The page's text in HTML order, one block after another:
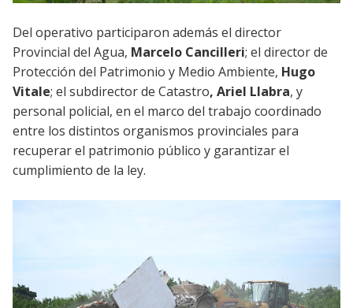
Del operativo participaron además el director
Provincial del Agua, Marcelo Cancilleri; el director de
Protección del Patrimonio y Medio Ambiente, Hugo
Vitale; el subdirector de Catastro, Ariel Llabra, y
personal policial, en el marco del trabajo coordinado
entre los distintos organismos provinciales para
recuperar el patrimonio público y garantizar el
cumplimiento de la ley.